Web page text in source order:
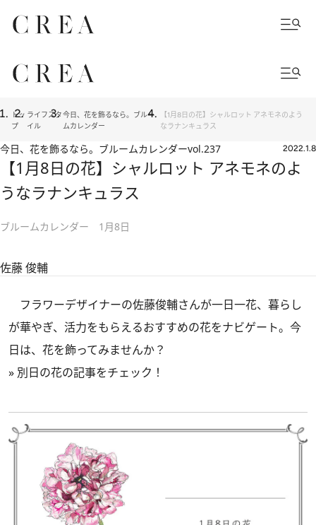
トッ
プ
ライフスタ
イル
今日、花を飾るなら。ブルー
ムカレンダー
【1月8日の花】シャルロット アネモネのよう
なラナンキュラス
今日、花を飾るなら。ブルームカレンダーvol.237 2022.1.8
【1月8日の花】シャルロット アネモネのよ
うなラナンキュラス
ブルームカレンダー 1月8日
佐藤 俊輔
フラワーデザイナーの佐藤俊輔さんが一日一花、暮らし
が華やぎ、活力をもらえるおすすめの花をナビゲート。今
日は、花を飾ってみませんか？
» 別日の花の記事をチェック！